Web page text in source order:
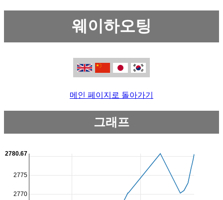
웨이하오팅
메인 페이지로 돌아가기
그래프
2770
2775
2780.67